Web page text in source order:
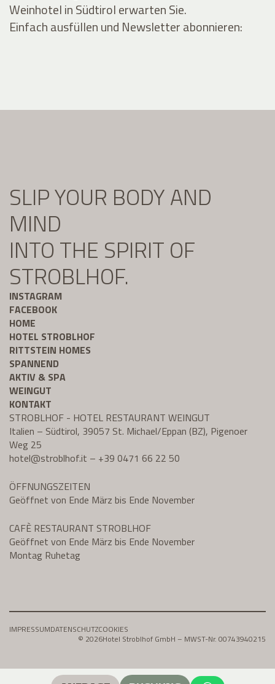
Weinhotel in Südtirol erwarten Sie.
Einfach ausfüllen und Newsletter abonnieren:
SLIP YOUR BODY AND
MIND
INTO THE SPIRIT OF
STROBLHOF.
INSTAGRAM
FACEBOOK
HOME
HOTEL STROBLHOF
RITTSTEIN HOMES
SPANNEND
AKTIV & SPA
WEINGUT
KONTAKT
STROBLHOF - HOTEL RESTAURANT WEINGUT
Italien – Südtirol, 39057 St. Michael/Eppan (BZ), Pigenoer
Weg 25
hotel@stroblhof.it – +39 0471 66 22 50
ÖFFNUNGSZEITEN
Geöffnet von Ende März bis Ende November
CAFÈ RESTAURANT STROBLHOF
Geöffnet von Ende März bis Ende November
Montag Ruhetag
IMPRESSUMDATENSCHUTZCOOKIES
© 2026Hotel Stroblhof GmbH – MWST-Nr. 00743940215